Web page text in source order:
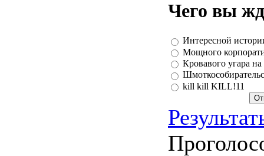
Чего вы
Интересной
Мощного
Кровавого угара на
kill kill KILL!11